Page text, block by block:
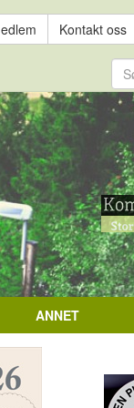
Kontakt oss
ANNET